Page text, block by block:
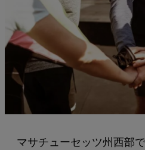
マサチューセッツ州西部